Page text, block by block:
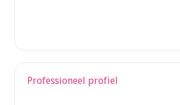
Professioneel profiel